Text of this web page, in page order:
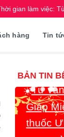
gian làm việc:
hàng Tin
BẢN TIN
Giáp
thuốc